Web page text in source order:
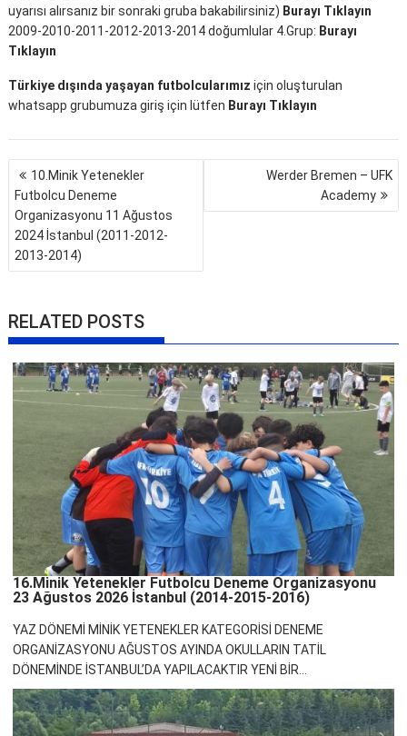
uyarısı alırsanız bir sonraki gruba bakabilirsiniz) Burayı Tıklayın
2009-2010-2011-2012-2013-2014 doğumlular 4.Grup: Burayı
Tıklayın
Türkiye dışında yaşayan futbolcularımız için oluşturulan
whatsapp grubumuza giriş için lütfen Burayı Tıklayın
Yazı
gezinmesi
10.Minik Yetenekler
Futbolcu Deneme
Organizasyonu 11 Ağustos
2024 İstanbul (2011-2012-
2013-2014)
Werder Bremen – UFK
Academy
RELATED POSTS
16.Minik Yetenekler Futbolcu Deneme Organizasyonu
23 Ağustos 2026 İstanbul (2014-2015-2016)
YAZ DÖNEMİ MİNİK YETENEKLER KATEGORİSİ DENEME
ORGANİZASYONU AĞUSTOS AYINDA OKULLARIN TATİL
DÖNEMİNDE İSTANBUL’DA YAPILACAKTIR YENİ BİR...